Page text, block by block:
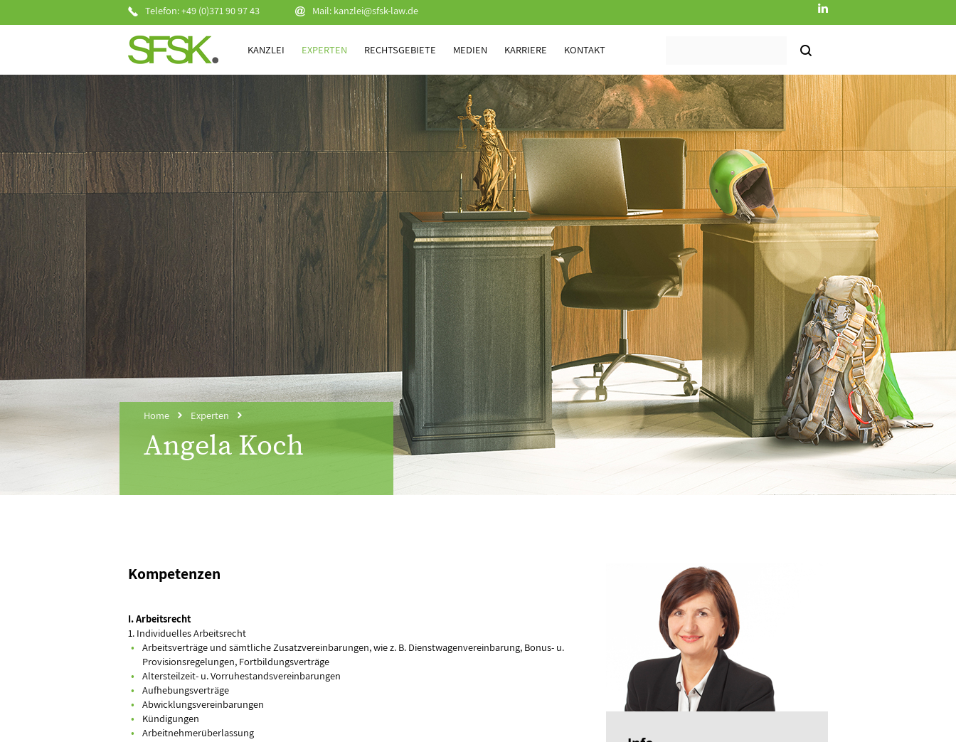
Telefon: +49 (0)371 90 97 43 Mail: kanzlei@sfsk-law.de
KANZLEI EXPERTEN RECHTSGEBIETE MEDIEN KARRIERE KONTAKT
Home Experten
Angela Koch
Kompetenzen
I. Arbeitsrecht
1. Individuelles Arbeitsrecht
Arbeitsverträge und sämtliche Zusatzvereinbarungen, wie z. B. Dienstwagenvereinbarung, Bonus- u.
Provisionsregelungen, Fortbildungsverträge
Altersteilzeit- u. Vorruhestandsvereinbarungen
Aufhebungsverträge
Abwicklungsvereinbarungen
Kündigungen
Arbeitnehmerüberlassung